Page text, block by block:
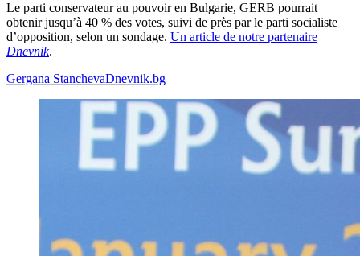
Le parti conservateur au pouvoir en Bulgarie, GERB pourrait
obtenir jusqu’à 40 % des votes, suivi de près par le parti socialiste
d’opposition, selon un sondage. Un article de notre partenaire
Dnevnik.
Gergana StanchevaDnevnik.bg